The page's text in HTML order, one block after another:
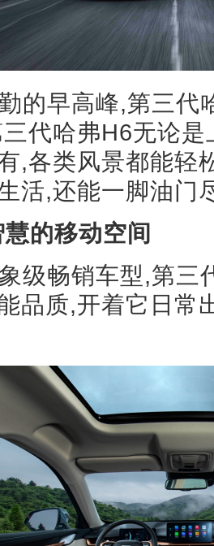
的早高峰,第三代
代哈弗H6无论
,各类风景都能轻
活,还能一脚油门
的移动空间
级畅销车型,第三
品质,开着它日常